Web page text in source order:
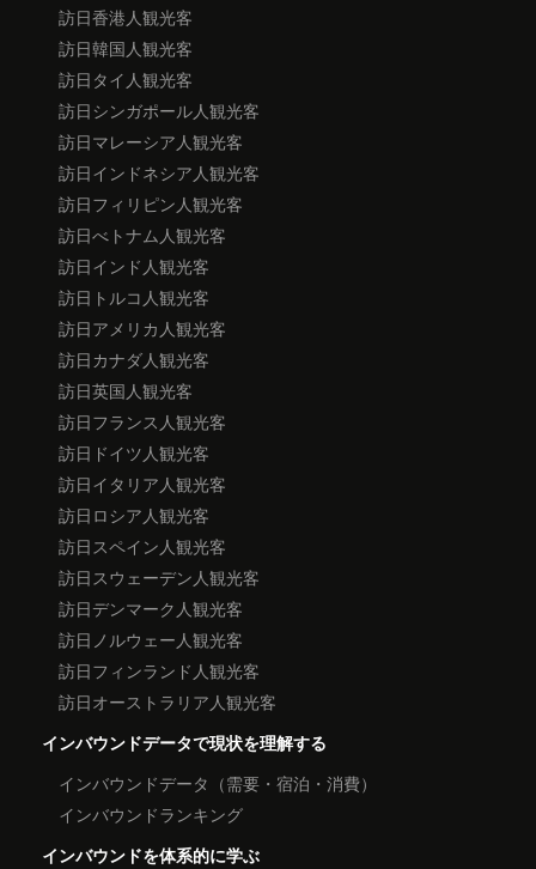
訪日香港人観光客
訪日韓国人観光客
訪日タイ人観光客
訪日シンガポール人観光客
訪日マレーシア人観光客
訪日インドネシア人観光客
訪日フィリピン人観光客
訪日べトナム人観光客
訪日インド人観光客
訪日トルコ人観光客
訪日アメリカ人観光客
訪日カナダ人観光客
訪日英国人観光客
訪日フランス人観光客
訪日ドイツ人観光客
訪日イタリア人観光客
訪日ロシア人観光客
訪日スペイン人観光客
訪日スウェーデン人観光客
訪日デンマーク人観光客
訪日ノルウェー人観光客
訪日フィンランド人観光客
訪日オーストラリア人観光客
インバウンドデータで現状を理解する
インバウンドデータ（需要・宿泊・消費）
インバウンドランキング
インバウンドを体系的に学ぶ